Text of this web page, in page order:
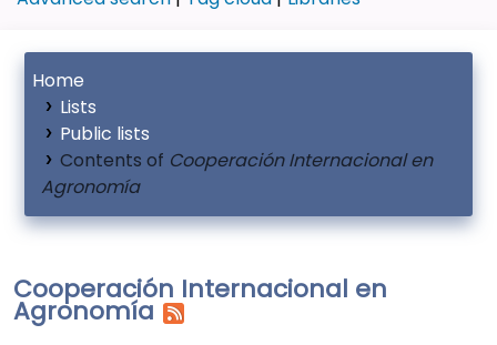
Home
Lists
Public lists
Contents of Cooperación Internacional en
Agronomía
Cooperación Internacional en
Agronomía